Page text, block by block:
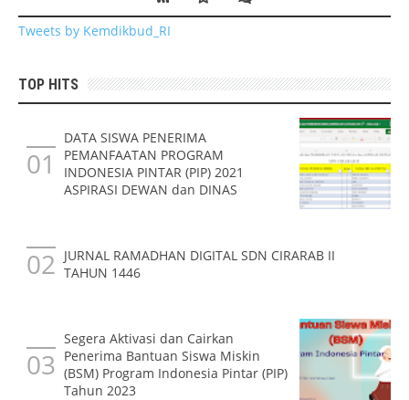
Tweets by Kemdikbud_RI
TOP HITS
DATA SISWA PENERIMA
PEMANFAATAN PROGRAM
INDONESIA PINTAR (PIP) 2021
ASPIRASI DEWAN dan DINAS
JURNAL RAMADHAN DIGITAL SDN CIRARAB II
TAHUN 1446
Segera Aktivasi dan Cairkan
Penerima Bantuan Siswa Miskin
(BSM) Program Indonesia Pintar (PIP)
Tahun 2023